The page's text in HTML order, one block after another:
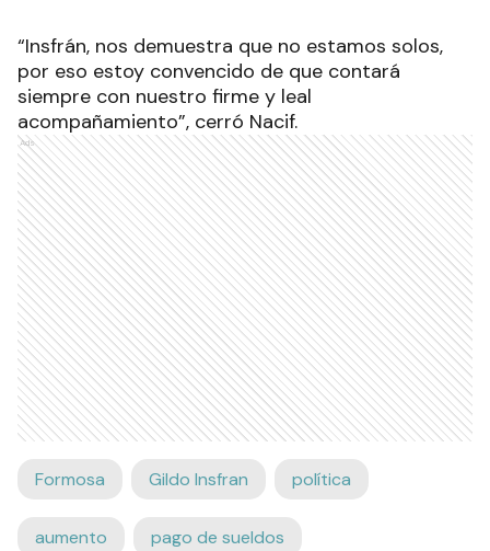
“Insfrán, nos demuestra que no estamos solos,
por eso estoy convencido de que contará
siempre con nuestro firme y leal
acompañamiento”, cerró Nacif.
Ads
Formosa Gildo Insfran política
aumento pago de sueldos